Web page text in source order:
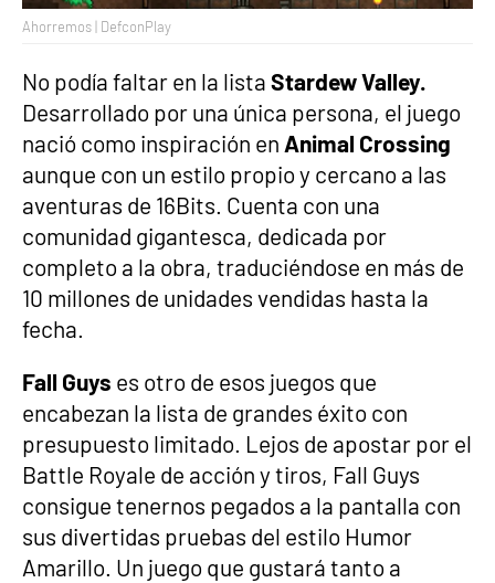
Ahorremos | DefconPlay
No podía faltar en la lista Stardew Valley.
Desarrollado por una única persona, el juego
nació como inspiración en Animal Crossing
aunque con un estilo propio y cercano a las
aventuras de 16Bits. Cuenta con una
comunidad gigantesca, dedicada por
completo a la obra, traduciéndose en más de
10 millones de unidades vendidas hasta la
fecha.
Fall Guys es otro de esos juegos que
encabezan la lista de grandes éxito con
presupuesto limitado. Lejos de apostar por el
Battle Royale de acción y tiros, Fall Guys
consigue tenernos pegados a la pantalla con
sus divertidas pruebas del estilo Humor
Amarillo. Un juego que gustará tanto a